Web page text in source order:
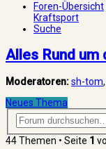
Foren-Übersicht
Kraftsport
Suche
Alles Rund
Moderatoren:sh-tom,
Neues Thema
44 Themen • Seite 1